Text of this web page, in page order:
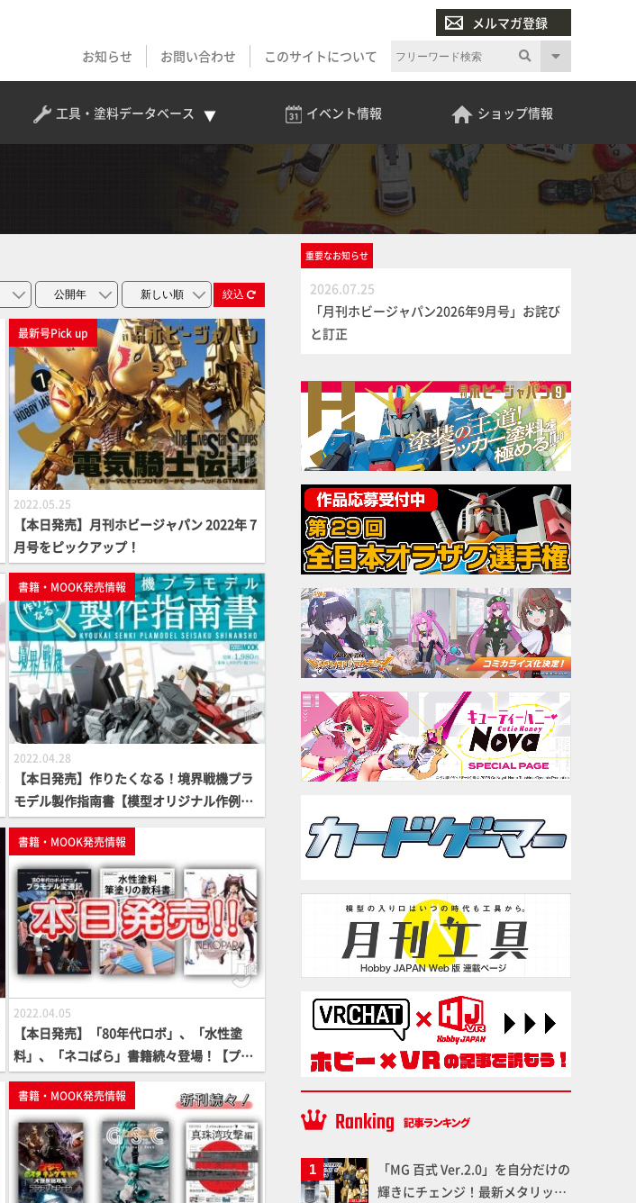
メルマガ登録
お知らせ
お問い合わせ このサイトについて
工具・塗料データベース イベント情報 ショップ情報
絞込
最新号Pick up
2022.05.25
【本日発売】月刊ホビージャパン 2022年 7
月号をピックアップ！
書籍・MOOK発売情報
2022.04.28
【本日発売】作りたくなる！境界戦機プラ
モデル製作指南書【模型オリジナル作例製
作法】
書籍・MOOK発売情報
2022.04.05
【本日発売】「80年代ロボ」、「水性塗
料」、「ネコぱら」書籍続々登場！【プラ
モからフィギュアまで】
書籍・MOOK発売情報
重要なお知らせ
2026.07.25
「月刊ホビージャパン2026年9月号」お詫び
と訂正
「MG 百式 Ver.2.0」を自分だけの
輝きにチェンジ！最新メタリック